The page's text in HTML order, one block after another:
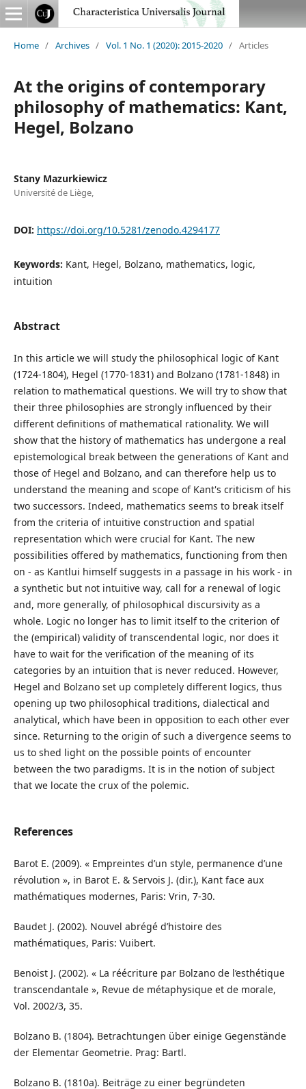
Home / Archives / Vol. 1 No. 1 (2020): 2015-2020 / Articles
At the origins of contemporary
philosophy of mathematics: Kant,
Hegel, Bolzano
Stany Mazurkiewicz
Université de Liège,
DOI: https://doi.org/10.5281/zenodo.4294177
Keywords: Kant, Hegel, Bolzano, mathematics, logic,
intuition
Abstract
In this article we will study the philosophical logic of Kant
(1724-1804), Hegel (1770-1831) and Bolzano (1781-1848) in
relation to mathematical questions. We will try to show that
their three philosophies are strongly influenced by their
different definitions of mathematical rationality. We will
show that the history of mathematics has undergone a real
epistemological break between the generations of Kant and
those of Hegel and Bolzano, and can therefore help us to
understand the meaning and scope of Kant's criticism of his
two successors. Indeed, mathematics seems to break itself
from the criteria of intuitive construction and spatial
representation which were crucial for Kant. The new
possibilities offered by mathematics, functioning from then
on - as Kantlui himself suggests in a passage in his work - in
a synthetic but not intuitive way, call for a renewal of logic
and, more generally, of philosophical discursivity as a
whole. Logic no longer has to limit itself to the criterion of
the (empirical) validity of transcendental logic, nor does it
have to wait for the verification of the meaning of its
categories by an intuition that is never reduced. However,
Hegel and Bolzano set up completely different logics, thus
opening up two philosophical traditions, dialectical and
analytical, which have been in opposition to each other ever
since. Returning to the origin of such a divergence seems to
us to shed light on the possible points of encounter
between the two paradigms. It is in the notion of subject
that we locate the crux of the polemic.
References
Barot E. (2009). « Empreintes d’un style, permanence d’une
révolution », in Barot E. & Servois J. (dir.), Kant face aux
mathématiques modernes, Paris: Vrin, 7-30.
Baudet J. (2002). Nouvel abrégé d’histoire des
mathématiques, Paris: Vuibert.
Benoist J. (2002). « La réécriture par Bolzano de l’esthétique
transcendantale », Revue de métaphysique et de morale,
Vol. 2002/3, 35.
Bolzano B. (1804). Betrachtungen über einige Gegenstände
der Elementar Geometrie. Prag: Bartl.
Bolzano B. (1810a). Beiträge zu einer begründeten